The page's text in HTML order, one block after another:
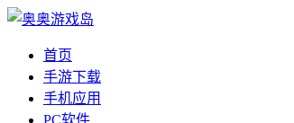
首页
手游下载
手机应用
PC软件